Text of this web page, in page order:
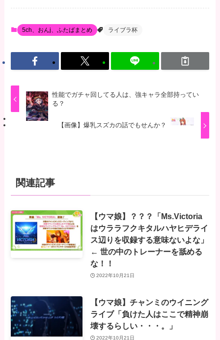
5ch、おんj、ふたばまとめ ライブラ杯
性能でガチャ回してる人は、強キャラ全部持ってい
る？
【画像】爆乳スズカの話でもせんか？
関連記事
【ウマ娘】？？？「Ms.Victoria
はウララフクキタルハヤヒデライ
ス辺りを収録する意味ないよな」
← 世の中のトレーナーを舐める
な！！
2022年10月21日
【ウマ娘】チャンミのウイニング
ライブ「負けた人はここで精神崩
壊するらしい・・・。」
2022年10月21日